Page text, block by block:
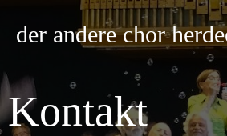
der andere chor
Kontakt